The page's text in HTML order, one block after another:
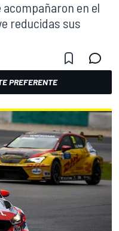
acompañaron en el
reducidas sus
PREFERENTE